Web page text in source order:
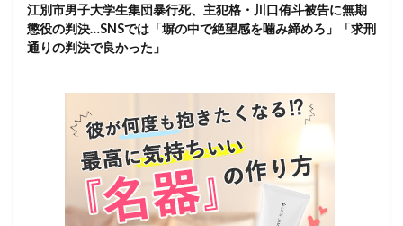
江別市男子大学生集団暴行死、主犯格・川口侑斗被告に無期
懲役の判決…SNSでは「塀の中で絶望感を噛み締めろ」「求刑
通りの判決で良かった」